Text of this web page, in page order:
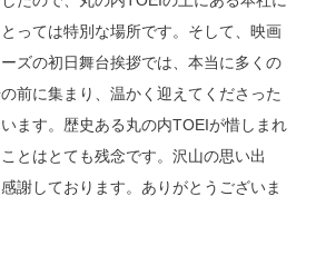
っては特別な場所です。そして、映画
ーズの初日舞台挨拶では、本当に多くの
前に集まり、温かく迎えてくださった
ます。歴史ある丸の内TOEIが惜しまれ
とはとても残念です。沢山の思い出
謝しております。ありがとうございま